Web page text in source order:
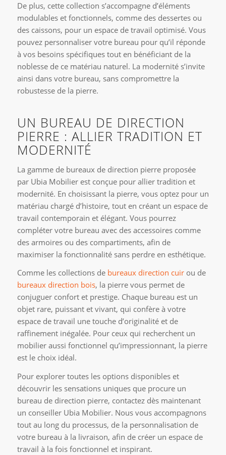
De plus, cette collection s’accompagne d’éléments
modulables et fonctionnels, comme des dessertes ou
des caissons, pour un espace de travail optimisé. Vous
pouvez personnaliser votre bureau pour qu’il réponde
à vos besoins spécifiques tout en bénéficiant de la
noblesse de ce matériau naturel. La modernité s’invite
ainsi dans votre bureau, sans compromettre la
robustesse de la pierre.
UN BUREAU DE DIRECTION
PIERRE : ALLIER TRADITION ET
MODERNITÉ
La gamme de bureaux de direction pierre proposée
par Ubia Mobilier est conçue pour allier tradition et
modernité. En choisissant la pierre, vous optez pour un
matériau chargé d’histoire, tout en créant un espace de
travail contemporain et élégant. Vous pourrez
compléter votre bureau avec des accessoires comme
des armoires ou des compartiments, afin de
maximiser la fonctionnalité sans perdre en esthétique.
Comme les collections de bureaux direction cuirou de
bureaux direction bois, la pierre vous permet de
conjuguer confort et prestige. Chaque bureau est un
objet rare, puissant et vivant, qui confère à votre
espace de travail une touche d’originalité et de
raffinement inégalée. Pour ceux qui recherchent un
mobilier aussi fonctionnel qu’impressionnant, la pierre
est le choix idéal.
Pour explorer toutes les options disponibles et
découvrir les sensations uniques que procure un
bureau de direction pierre, contactez dès maintenant
un conseiller Ubia Mobilier. Nous vous accompagnons
tout au long du processus, de la personnalisation de
votre bureau à la livraison, afin de créer un espace de
travail à la fois fonctionnel et inspirant.